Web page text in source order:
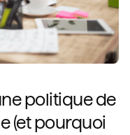
politique de
(et pourquoi